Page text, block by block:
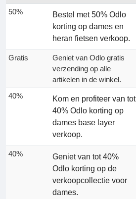
50%
Bestel met 50% Odlo
korting op dames en
heran fietsen verkoop.
Gratis
Geniet van Odlo gratis
verzending op alle
artikelen in de winkel.
40%
Kom en profiteer van tot
40% Odlo korting op
dames base layer
verkoop.
40%
Geniet van tot 40%
Odlo korting op de
verkoopcollectie voor
dames.